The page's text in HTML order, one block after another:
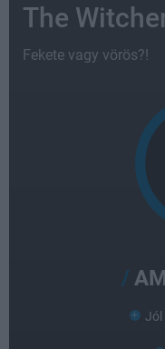
The
Fekete vagy vörös?!
Jól